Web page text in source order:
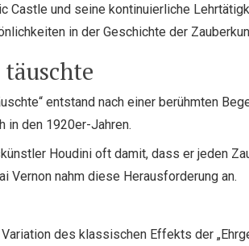
Castle und seine kontinuierliche
in der Geschichte der
entstand nach einer berühmten
in den 1920er-Jahren.
Houdini oft damit, dass er jeden
Vernon nahm diese Herausforderung an.
des klassischen Effekts der